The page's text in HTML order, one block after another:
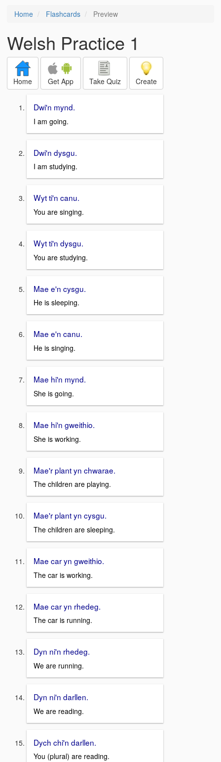
Home Flashcards Preview
Welsh Practice 1
Home Get App Take Quiz Create
Dwi'n mynd.
I am going.
Dwi'n dysgu.
I am studying.
Wyt ti'n canu.
You are singing.
Wyt ti'n dysgu.
You are studying.
Mae e'n cysgu.
He is sleeping.
Mae e'n canu.
He is singing.
Mae hi'n mynd.
She is going.
Mae hi'n gweithio.
She is working.
Mae'r plant yn chwarae.
The children are playing.
Mae'r plant yn cysgu.
The children are sleeping.
Mae car yn gweithio.
The car is working.
Mae car yn rhedeg.
The car is running.
Dyn ni'n rhedeg.
We are running.
Dyn ni'n darllen.
We are reading.
Dych chi'n darllen.
You (plural) are reading.